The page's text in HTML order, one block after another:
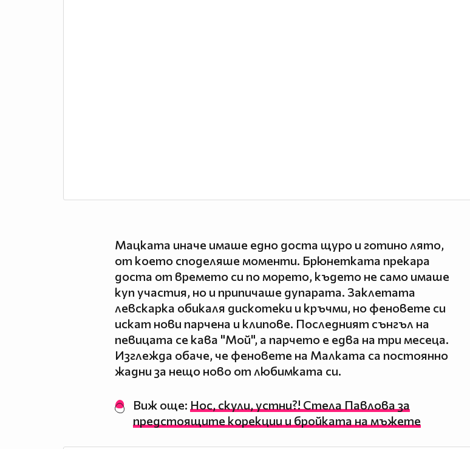
Мацката иначе имаше едно доста щуро и готино лято,
от което споделяше моменти. Брюнетката прекара
доста от времето си по морето, където не само имаше
куп участия, но и припичаше дупарата. Заклетата
левскарка обикаля дискотеки и кръчми, но феновете си
искат нови парчена и клипове. Последният сънгъл на
певицата се кава "Мой", а парчето е едва на три месеца.
Изглежда обаче, че феновете на Малката са постоянно
жадни за нещо ново от любимката си.
Виж още: Нос, скули, устни?! Стела Павлова за
предстоящите корекции и бройката на мъжете